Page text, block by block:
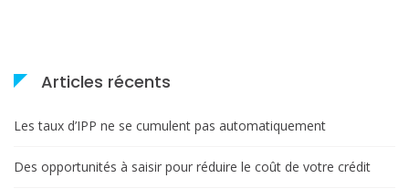
Articles récents
Les taux d’IPP ne se cumulent pas automatiquement
Des opportunités à saisir pour réduire le coût de votre crédit